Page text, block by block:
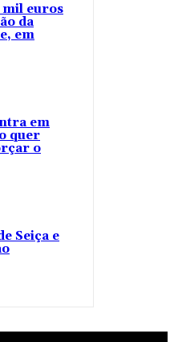
mil euros
da
em
em
quer
o
Seiça e